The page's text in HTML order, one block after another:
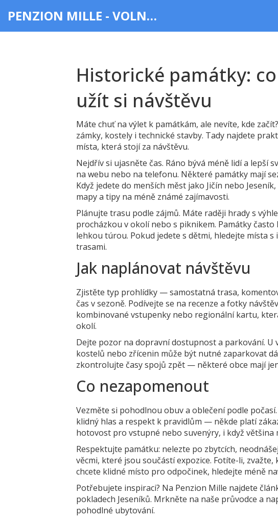
PENZION MILLE - VOLNÝ ČAS & ZÁBAVA
Historické památky:
užít si návštěvu
Máte chuť na výlet k památkám, ale nevíte, kde
zámky, kostely i technické stavby. Tady najdete
místa, která stojí za návštěvu.
Nejdřív si ujasněte čas. Ráno bývá méně lidí a lepší
na webu nebo na telefonu. Některé památky mají
Když jedete do menších měst jako Jičín nebo
mapy a tipy na méně známé zajímavosti.
Plánujte trasu podle zájmů. Máte raději hrady s
procházkou v okolí nebo s piknikem. Památky
lehkou túrou. Pokud jedete s dětmi, hledejte místa
trasami.
Jak naplánovat návštěvu
Zjistěte typ prohlídky — samostatná trasa,
čas v sezoně. Podívejte se na recenze a fotky
kombinované vstupenky nebo regionální kartu,
okolí.
Dejte pozor na dopravní dostupnost a parkování. U
kostelů nebo zřícenin může být nutné zaparkovat
zkontrolujte časy spojů zpět — některé obce mají
Co nezapomenout
Vezměte si pohodlnou obuv a oblečení podle
klidný hlas a respekt k pravidlům — někde platí
hotovost pro vstupné nebo suvenýry, i když většina
Respektujte památku: nelezte po zbytcích,
věcmi, které jsou součástí expozice. Fotíte-li,
chcete klidné místo pro odpočinek, hledejte méně
Potřebujete inspiraci? Na Penzion Mille najdete
pokladech Jeseníků. Mrkněte na naše průvodce a
pohodlné ubytování.